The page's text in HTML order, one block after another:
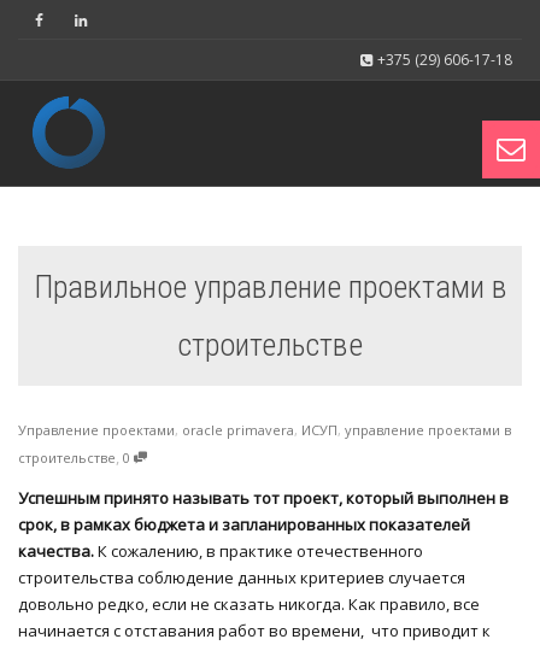
+375 (29) 606-17-18
Правильное управление проектами в
строительстве
Управление проектами, oracle primavera, ИСУП, управление проектами в
строительстве, 0
Успешным принято называть тот проект, который выполнен в
срок, в рамках бюджета и запланированных показателей
качества.К сожалению, в практике отечественного
строительства соблюдение данных критериев случается
довольно редко, если не сказать никогда. Как правило, все
начинается с отставания работ во времени, что приводит к